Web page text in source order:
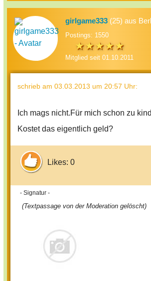
girlgame333 (25) aus
Postings: 1550
Mitglied seit 01.10.2011
schrieb am 03.03.2013 um 20:57 Uhr:
Ich mags nicht.Für mich schon zu
Kostet das eigentlich geld?
Likes: 0
- Signatur -
(Textpassage von der Moderation gelöscht)